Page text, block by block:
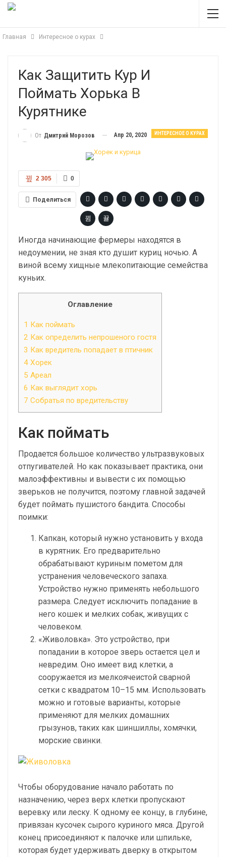
Главная Интересное о курах
Как Защитить Кур И
Поймать Хорька В
Курятнике
ИНТЕРЕСНОЕ О КУРАХ
От Дмитрий Морозов Апр 20, 2020
0
2 305
Поделиться
Иногда начинающие фермеры находятся в
недоумении, не зная кто душит куриц ночью. А
виной всему хищные млекопитающие семейства
куньих.
Оглавление
1 Как поймать
2 Как определить непрошеного гостя
3 Как вредитель попадает в птичник
4 Хорек
5 Ареал
6 Как выглядит хорь
7 Собратья по вредительству
Как поймать
Продается большое количество ультразвуковых
отпугивателей. Но как показывает практика, они
малоэффективны и вывести с их помощью
зверьков не получится, поэтому главной задачей
будет поймать пушистого бандита. Способы
поимки:
Капкан, который нужно установить у входа
в курятник. Его предварительно
обрабатывают куриным пометом для
устранения человеческого запаха.
Устройство нужно применять небольшого
размера. Следует исключить попадание в
него кошек и мелких собак, живущих с
человеком.
«Живоловка». Это устройство, при
попадании в которое зверь остается цел и
невредим. Оно имеет вид клетки, а
сооружается из мелкоячеистой сварной
сетки с квадратом 10–15 мм. Использовать
можно и готовые варианты, которые
применяют для мелких домашних
грызунов, таких как шиншиллы, хомячки,
морские свинки.
Чтобы оборудование начало работать по
назначению, через верх клетки пропускают
веревку или леску. К одному ее концу, в глубине,
привязан кусочек сырого куриного мяса. Другой
конец присоединяют к палочке или шпильке,
которая будет удерживать дверку в открытом